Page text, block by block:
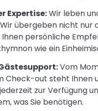
Expertise:Wir leben
übergeben nicht nur
persönliche
wie ein
Vom
Check-out steht Ihnen
zur Verfügung
was Sie benötigen.